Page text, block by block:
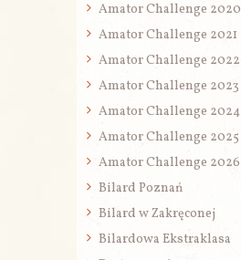
Amator Challenge 2020
Amator Challenge 2021
Amator Challenge 2022
Amator Challenge 2023
Amator Challenge 2024
Amator Challenge 2025
Amator Challenge 2026
Bilard Poznań
Bilard w Zakręconej
Bilardowa Ekstraklasa